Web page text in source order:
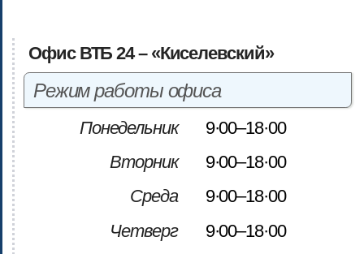
Офис ВТБ 24 – «Киселевский»
Режим работы офиса
Понедельник
9·00–18·00
Вторник
9·00–18·00
Среда
9·00–18·00
Четверг
9·00–18·00